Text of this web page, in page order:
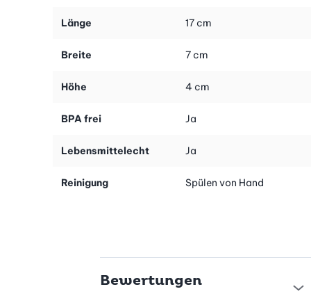
Länge 17 cm
Breite 7 cm
Höhe 4 cm
BPA frei Ja
Lebensmittelecht Ja
Reinigung Spülen von Hand
Bewertungen